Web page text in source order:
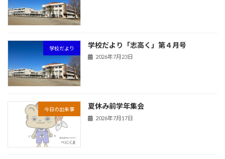
学校だより 学校だより「志高く」第４月号
2026年7月23日
今日の出来事 夏休み前学年集会
2026年7月17日